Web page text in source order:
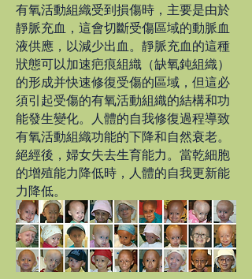
有氧活動組織受到損傷時，主要是由於
靜脈充血，這會切斷受傷區域的動脈血
液供應，以減少出血。靜脈充血的這種
狀態可以加速疤痕組織（缺氧鈍組織）
的形成并快速修復受傷的區域，但這必
須引起受傷的有氧活動組織的結構和功
能發生變化。人體的自我修復過程導致
有氧活動組織功能的下降和自然衰老。
絕經後，婦女失去生育能力。當乾細胞
的增殖能力降低時，人體的自我更新能
力降低。